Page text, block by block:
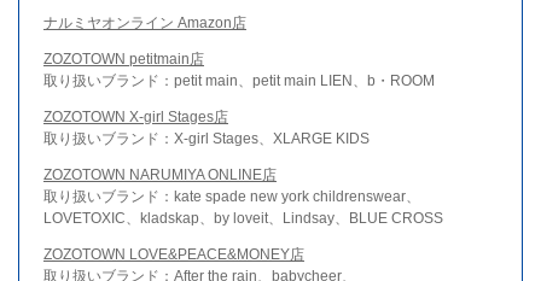
ナルミヤオンライン Amazon店
ZOZOTOWN petitmain店
取り扱いブランド：petit main、petit main LIEN、b・ROOM
ZOZOTOWN X-girl Stages店
取り扱いブランド：X-girl Stages、XLARGE KIDS
ZOZOTOWN NARUMIYA ONLINE店
取り扱いブランド：kate spade new york childrenswear、
LOVETOXIC、kladskap、by loveit、Lindsay、BLUE CROSS
ZOZOTOWN LOVE&PEACE&MONEY店
取り扱いブランド：After the rain、babycheer、